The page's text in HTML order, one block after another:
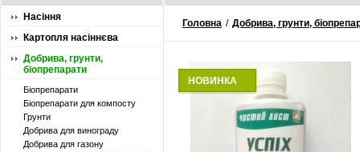
Насіння
Картопля насіннєва
Добрива, грунти,
біопрепарати
Біопрепарати
Біопрепарати для компосту
Грунти
Добрива для винограду
Добрива для газону
Головна / Добрива, грунти,
НОВИНКА